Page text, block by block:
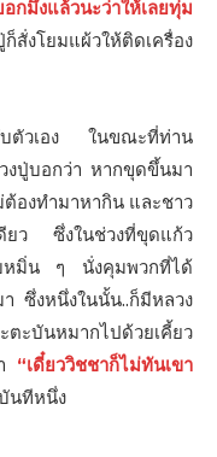
อกมึงแล้วนะว่าให้เลยทุ่ม
สั่งโยมแผ้วให้ติดเครื่อง
บตัวเอง ในขณะที่ท่าน
งปู่บอกว่า หากขุดขึ้นมา
องทำมาหากิน และชาว
ดียว ซึ่งในช่วงที่ขุดแก้ว
หมิ่น ๆ นั่งคุมพวกที่ได้
ซึ่งหนึ่งในนั้น..ก็มีหลวง
ตะบันหมากไปด้วยเคี้ยว
“เดี๋ยววิชชาก็ไม่ทันเขา
นทีหนึ่ง